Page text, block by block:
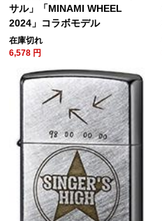
サル」「MINAMI WHEEL
2024」コラボモデル
在庫切れ
6,578 円